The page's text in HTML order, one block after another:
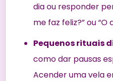
dia ou responder
me faz feliz?” ou “O
Pequenos rituais
como dar pausas
Acender uma vela